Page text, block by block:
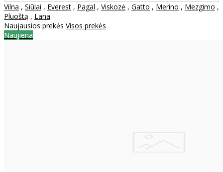
Vilna , Siūlai , Everest , Pagal , Viskozė , Gatto , Merino , Mezgimo ,
Pluoštą , Lana
Naujausios prekės Visos prekės
Naujiena